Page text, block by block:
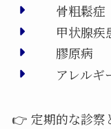
骨粗鬆症
甲状腺疾
膠原病
アレルギ
👉 定期的な診察